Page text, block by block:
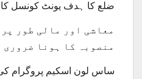
ضلع کا ہدف یونٹ کونسل کا
معاشی اور مالی طور
منصوبہ کا ہونا ضروری
ساس لون اسکیم پروگرام کی